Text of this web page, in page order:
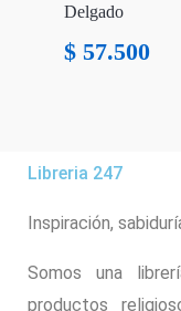
Delgado
$ 57.500
Libreria 247
Inspiración,
Somos una
productos